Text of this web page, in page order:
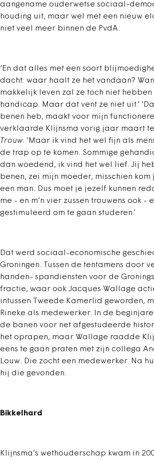
aangename ouderwetse sociaal-
houding uit, maar wel met een nieuw
niet veel meer binnen de PvdA.
‘En dat alles met een soort
dacht: waar haalt ze het vandaan?
makkelijk leven zal ze toch niet
handicap. Maar dat vent ze niet uit.’
benen heb, maakt voor mijn
verklaarde Klijnsma vorig jaar maart
Trouw. ‘Maar ik vind het wel fijn als
de trap op te komen. Sommige
dan woedend, ik vind het wel lief. Jij
benen, zei mijn moeder, misschien
een man. Dus moet je jezelf kunnen
me - en m’n vier zussen trouwens ook -
gestimuleerd om te gaan studeren.’
Dat werd sociaal-economische
Groningen. Tussen de tentamens door
handen- spandiensten voor de
fractie, waar ook Jacques Wallage
intussen Tweede Kamerlid geworden,
Rineke als medewerker. In de
de banen voor net afgestudeerde
het oprapen, maar Wallage raadde
eens te gaan praten met zijn collega
Louw. Die zocht een medewerker. Na
hij die gevonden.
Bikkelhard
Klijnsma’s wethouderschap kwam in